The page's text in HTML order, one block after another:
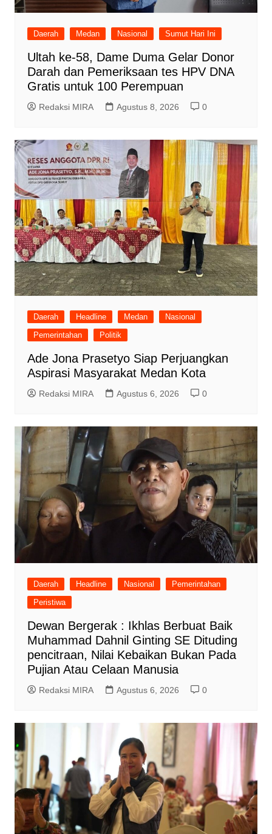
Daerah Medan Nasional Sumut Hari Ini
Ultah ke-58, Dame Duma Gelar Donor
Darah dan Pemeriksaan tes HPV DNA
Gratis untuk 100 Perempuan
Redaksi MIRA Agustus 8, 2026 0
Daerah Headline Medan
Nasional
Pemerintahan
Politik
Ade Jona Prasetyo Siap Perjuangkan
Aspirasi Masyarakat Medan Kota
Redaksi MIRA Agustus 6, 2026 0
Daerah Headline Nasional
Pemerintahan
Peristiwa
Dewan Bergerak : Ikhlas Berbuat Baik
Muhammad Dahnil Ginting SE Dituding
pencitraan, Nilai Kebaikan Bukan Pada
Pujian Atau Celaan Manusia
Redaksi MIRA Agustus 6, 2026 0